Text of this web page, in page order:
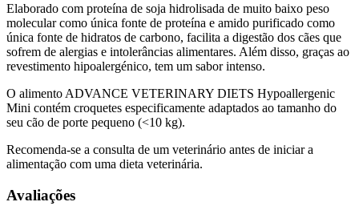
Elaborado com proteína de soja hidrolisada de muito baixo peso
molecular como única fonte de proteína e amido purificado como
única fonte de hidratos de carbono, facilita a digestão dos cães que
sofrem de alergias e intolerâncias alimentares. Além disso, graças ao
revestimento hipoalergénico, tem um sabor intenso.
O alimento ADVANCE VETERINARY DIETS Hypoallergenic
Mini contém croquetes especificamente adaptados ao tamanho do
seu cão de porte pequeno (<10 kg).
Recomenda-se a consulta de um veterinário antes de iniciar a
alimentação com uma dieta veterinária.
Avaliações